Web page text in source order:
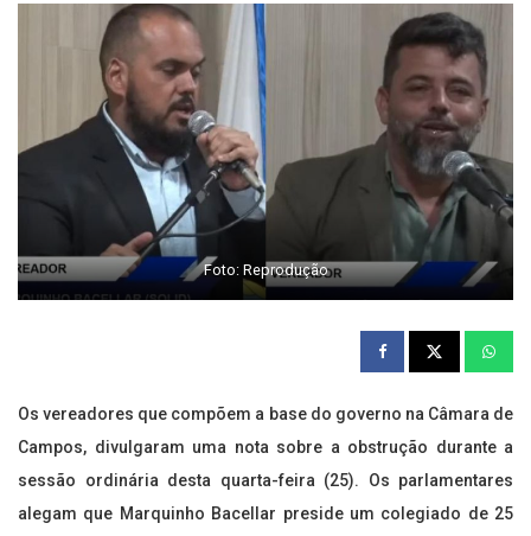
Foto: Reprodução
Os vereadores que compõem a base do governo na Câmara de
Campos, divulgaram uma nota sobre a obstrução durante a
sessão ordinária desta quarta-feira (25). Os parlamentares
alegam que Marquinho Bacellar preside um colegiado de 25